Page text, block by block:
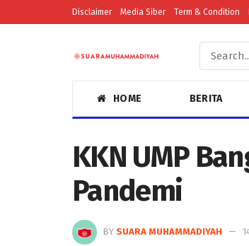
Disclaimer Media Siber Term & Condition
HOME BERITA
KKN UMP
Pandemi
BY SUARA MUHAMMADIYAH